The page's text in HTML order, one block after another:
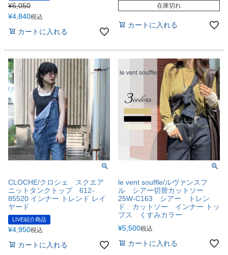
¥6,050
¥4,840税込
カートに入れる
在庫切れ
カートに入れる
CLOCHE/クロシェ スクエア
ニットタンクトップ 612-
85520 インナー トレンド レイ
ヤード
LIVE紹介商品
¥4,950税込
カートに入れる
le vent souffle/ルヴァンスフ
ル シアー切替カットソー
25W-C163 シアー トレン
ド カットソー インナー トッ
プス くすみカラー
¥5,500税込
カートに入れる